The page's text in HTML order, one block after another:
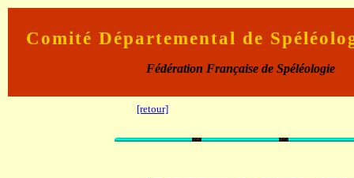
Comité Départemental de
Fédération Française de Spéléologie
[retour]